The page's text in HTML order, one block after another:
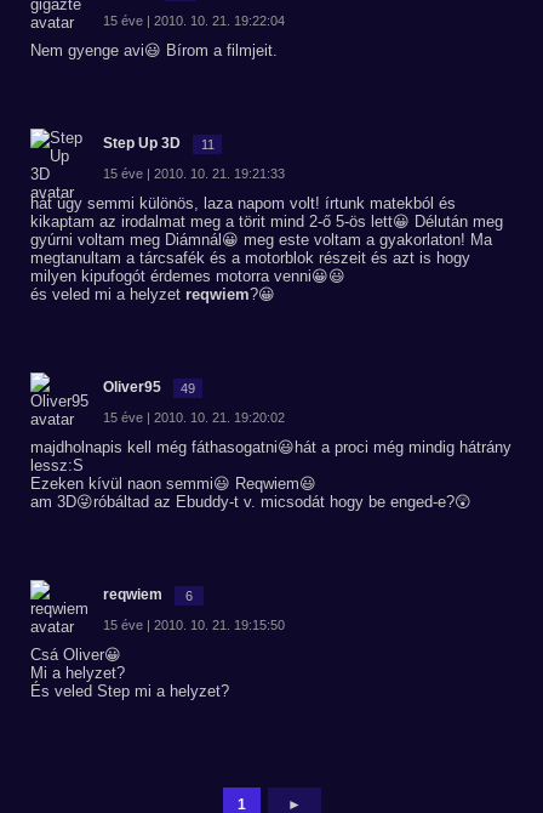
15 éve | 2010. 10. 21. 19:22:04
Nem gyenge avi😃 Bírom a filmjeit.
Step Up 3D 11
15 éve | 2010. 10. 21. 19:21:33
hát úgy semmi különös, laza napom volt! írtunk matekból és
kikaptam az irodalmat meg a törit mind 2-ő 5-ös lett😀 Délután meg
gyúrni voltam meg Diámnál😀 meg este voltam a gyakorlaton! Ma
megtanultam a tárcsafék és a motorblok részeit és azt is hogy
milyen kipufogót érdemes motorra venni😀😃
és veled mi a helyzet reqwiem?😀
Oliver95 49
15 éve | 2010. 10. 21. 19:20:02
majdholnapis kell még fáthasogatni😃hát a proci még mindig hátrány
lessz:S
Ezeken kívül naon semmi😃 Reqwiem😃
am 3D😜róbáltad az Ebuddy-t v. micsodát hogy be enged-e?😲
reqwiem 6
15 éve | 2010. 10. 21. 19:15:50
Csá Oliver😀
Mi a helyzet?
És veled Step mi a helyzet?
1 ►